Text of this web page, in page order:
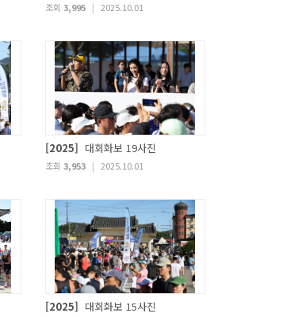
조회 3,995 | 2025.10.01
[2025] 대회화보 19사진
조회 3,953 | 2025.10.01
[2025] 대회화보 15사진